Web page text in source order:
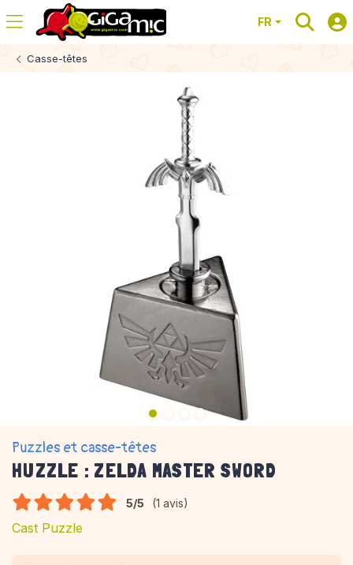
FR
Casse-têtes
Puzzles et casse-têtes
HUZZLE : ZELDA MASTER SWORD
5/5 (1 avis)
Cast Puzzle